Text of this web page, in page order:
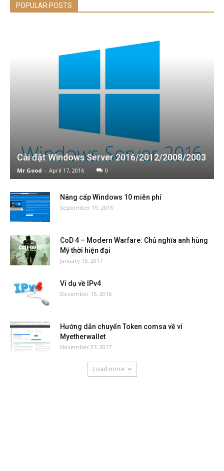
POPULAR POSTS
Cài đặt Windows Server 2016/2012/2008/2003
Mr Good - April 17, 2016 0
Nâng cấp Windows 10 miễn phí
September 19, 2016
CoD 4 – Modern Warfare: Chủ nghĩa anh hùng
Mỹ thời hiện đại
January 15, 2017
Ví dụ về IPv4
December 15, 2016
Hướng dẫn chuyển Token comsa về ví
Myetherwallet
November 27, 2017
Load more